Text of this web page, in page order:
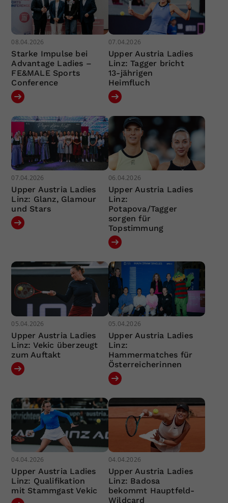
08.04.2026
Starke Impulse bei
Advantage Ladies –
FE&MALE Sports
Conference
07.04.2026
Upper Austria Ladies
Linz: Tagger bricht
13-jährigen
Heimfluch
07.04.2026
Upper Austria Ladies
Linz: Glanz, Glamour
und Stars
06.04.2026
Upper Austria Ladies
Linz:
Potapova/Tagger
sorgen für
Topstimmung
05.04.2026
Upper Austria Ladies
Linz: Vekic überzeugt
zum Auftakt
05.04.2026
Upper Austria Ladies
Linz:
Hammermatches für
Österreicherinnen
04.04.2026
Upper Austria Ladies
Linz: Qualifikation
mit Stammgast Vekic
04.04.2026
Upper Austria Ladies
Linz: Badosa
bekommt Hauptfeld-
Wildcard